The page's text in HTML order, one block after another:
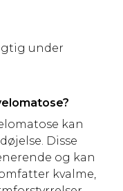
under
kan
Disse
og kan
kvalme,